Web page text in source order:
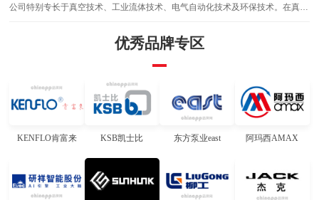
公司特别专长于真空技术、工业流体技术、电气自动化技术及环保技术。在真空
术、粮食低温真空干燥和真空储存技术，城市垃圾真空管道输送和分离处理技术
优秀品牌专区
KENFLO肯富来 KSB凯士比 东方泵业east 阿玛西AMAX